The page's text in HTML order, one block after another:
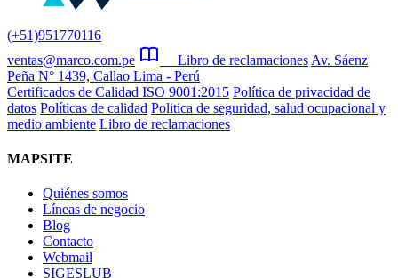
(+51)951770116
ventas@marco.com.pe
Libro de reclamaciones Av. Sáenz
Peña N° 1439, Callao Lima - Perú
Certificados de Calidad ISO 9001:2015 Política de privacidad de
datos Políticas de calidad Politica de seguridad, salud ocupacional y
medio ambiente Libro de reclamaciones
MAPSITE
Quiénes somos
Líneas de negocio
Blog
Contacto
Webmail
SIGESLUB